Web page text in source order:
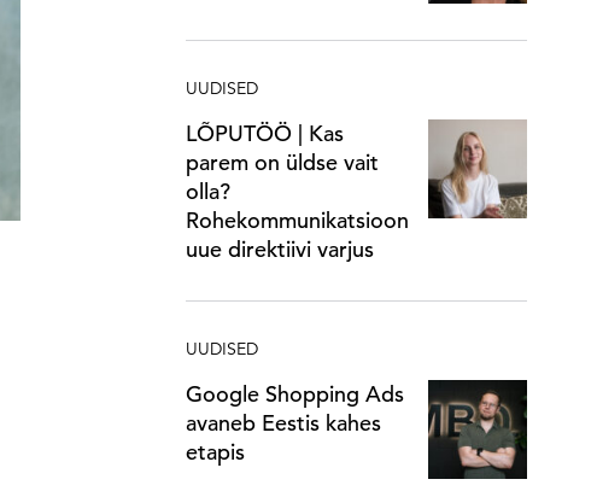
UUDISED
LÕPUTÖÖ | Kas
parem on üldse vait
olla?
Rohekommunikatsioon
uue direktiivi varjus
UUDISED
Google Shopping Ads
avaneb Eestis kahes
etapis